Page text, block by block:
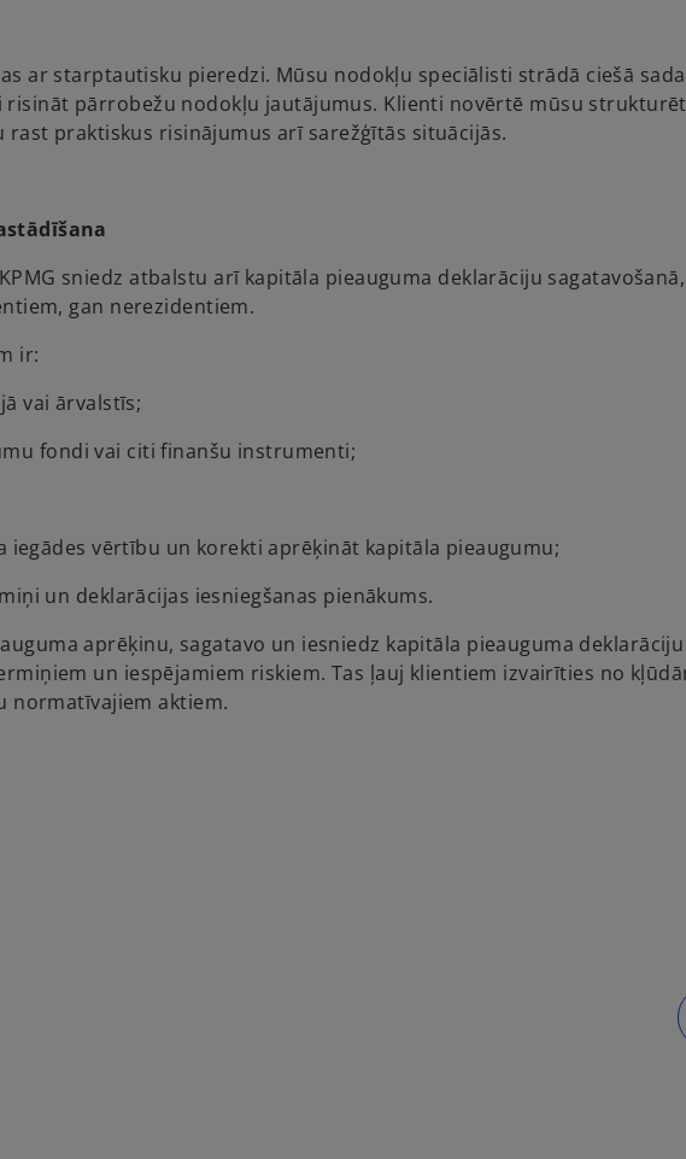
ar starptautisku pieredzi. Mūsu nodokļu speciālisti strādā ciešā
risināt pārrobežu nodokļu jautājumus. Klienti novērtē mūsu
praktiskus risinājumus arī sarežģītās situācijās.
sniedz atbalstu arī kapitāla pieauguma deklarāciju
gan nerezidentiem.
ir:
vai ārvalstīs;
fondi vai citi finanšu instrumenti;
vērtību un korekti aprēķināt kapitāla pieaugumu;
un deklarācijas iesniegšanas pienākums.
aprēķinu, sagatavo un iesniedz kapitāla pieauguma deklarāciju
un iespējamiem riskiem. Tas ļauj klientiem izvairīties no
normatīvajiem aktiem.